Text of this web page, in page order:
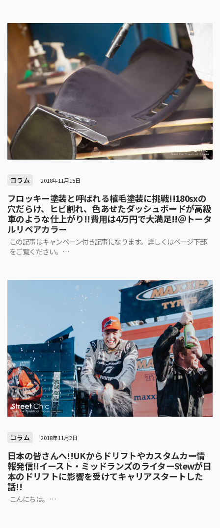
コラム 2018年11月15日
フロッキー塗装と呼ばれる植毛塗装に挑戦!!180sxの
穴だらけ、ヒビ割れ、色あせたダッシュボードが高級
車のような仕上がり!!費用は4万円で大満足!!＠トータ
ルリペアカラー
この記事はキャンペーン付き記事になります。詳しくはページ下部
をご覧ください。…
コラム 2018年11月2日
日本の皆さんへ!!UKからドリフトやカスタムカー情
報発信!!イースト・ミッドランズのライターStewが日
本のドリフトに影響を受けてキャリアスタートした
話!!
こんにちは。…